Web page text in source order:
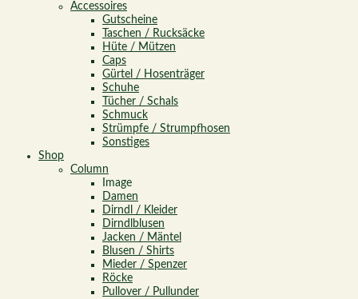
Accessoires
Gutscheine
Taschen / Rucksäcke
Hüte / Mützen
Caps
Gürtel / Hosenträger
Schuhe
Tücher / Schals
Schmuck
Strümpfe / Strumpfhosen
Sonstiges
Shop
Column
Image
Damen
Dirndl / Kleider
Dirndlblusen
Jacken / Mäntel
Blusen / Shirts
Mieder / Spenzer
Röcke
Pullover / Pullunder